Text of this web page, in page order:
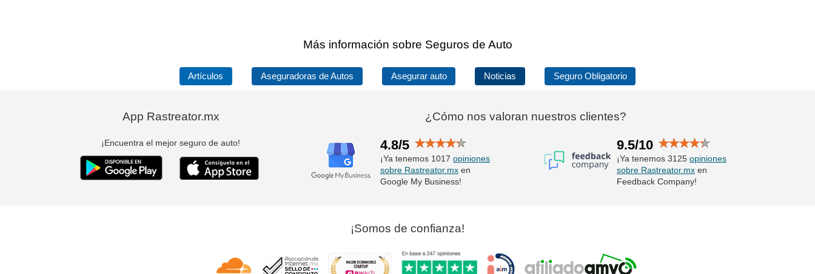
Más información sobre Seguros de Auto
Artículos Aseguradoras de Autos Asegurar auto Noticias Seguro Obligatorio
App Rastreator.mx
¡Encuentra el mejor seguro de auto!
¿Cómo nos valoran nuestros clientes?
4.8/5
¡Ya tenemos 1017 opiniones
sobre Rastreator.mxen
Google My Business!
9.5/10
¡Ya tenemos 3125 opiniones
sobre Rastreator.mxen
Feedback Company!
¡Somos de confianza!